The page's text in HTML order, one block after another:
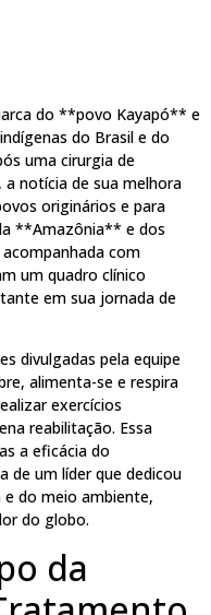
do **povo Kayapó** e
do Brasil e do
uma cirurgia de
notícia de sua melhora
originários e para
**Amazônia** e dos
com
um quadro clínico
em sua jornada de
divulgadas pela equipe
alimenta-se e respira
exercícios
reabilitação. Essa
a eficácia do
de um líder que dedicou
e do meio ambiente,
do globo.
da